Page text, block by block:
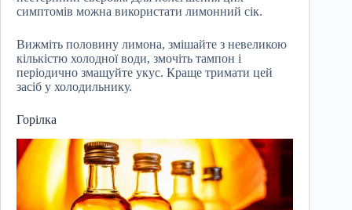
симптомів можна використати лимонний сік.
Вижміть половину лимона, змішайте з невеликою
кількістю холодної води, змочіть тампон і
періодично змащуйте укус. Краще тримати цей
засіб у холодильнику.
Горілка